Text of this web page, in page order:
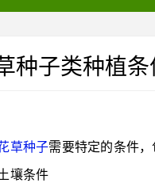
种子类种植条
草种子需要特定的条件
壤条件